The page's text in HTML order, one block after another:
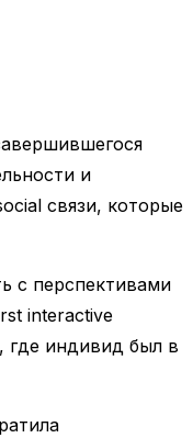
и
связи, которые
с перспективами
interactive
где индивид был в